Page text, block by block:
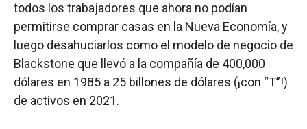
todos los trabajadores que ahora no podían
permitirse comprar casas en la Nueva Economía, y
luego desahuciarlos como el modelo de negocio de
Blackstone que llevó a la compañía de 400,000
dólares en 1985 a 25 billones de dólares (¡con “T”!)
de activos en 2021.